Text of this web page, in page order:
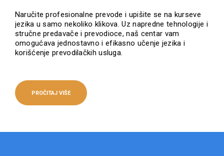
Naručite profesionalne prevode i upišite se na kurseve
jezika u samo nekoliko klikova. Uz napredne tehnologije i
stručne predavače i prevodioce, naš centar vam
omogućava jednostavno i efikasno učenje jezika i
korišćenje prevodilačkih usluga.
PROČITAJ VIŠE